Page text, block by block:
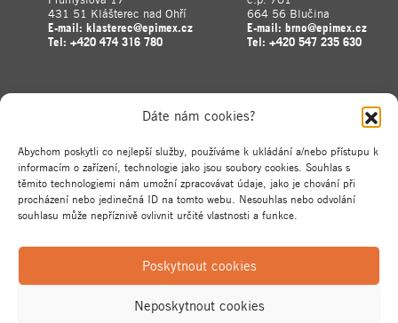
Dáte nám cookies?
Abychom poskytli co nejlepší služby, používáme k ukládání a/nebo přístupu k
informacím o zařízení, technologie jako jsou soubory cookies. Souhlas s
těmito technologiemi nám umožní zpracovávat údaje, jako je chování při
procházení nebo jedinečná ID na tomto webu. Nesouhlas nebo odvolání
souhlasu může nepříznivě ovlivnit určité vlastnosti a funkce.
Poskytnout cookies
Neposkytnout cookies
431 51 Klášterec nad Ohří
E-mail: klasterec@epimex.cz
Tel: +420 474 316 780
664 56 Blučina
E-mail: brno@epimex.cz
Tel: +420 547 235 630